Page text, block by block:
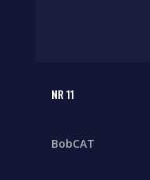
NR 11
BobCAT